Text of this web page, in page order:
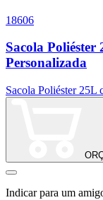
18606
Sacola Poliéster
Personalizada
Sacola Poliéster 25L
Indicar para um